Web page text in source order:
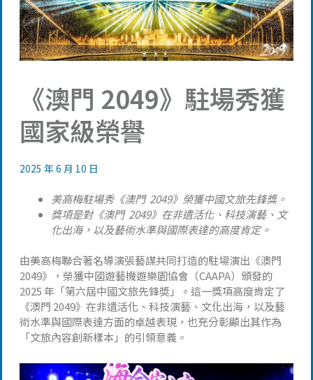
《澳門 2049》駐場秀獲
國家級榮譽
2025 年 6 月 10 日
美高梅駐場秀《澳門 2049》榮獲中國文旅先鋒獎。
獎項是對《澳門 2049》在非遺活化、科技演藝、文
化出海，以及藝術水準與國際表達的高度肯定。
由美高梅聯合著名導演張藝謀共同打造的駐場演出《澳門
2049》，榮獲中國遊藝機遊樂園協會（CAAPA）頒發的
2025 年「第六屆中國文旅先鋒奬」。這一獎項高度肯定了
《澳門 2049》在非遺活化、科技演藝、文化出海，以及藝
術水準與國際表達方面的卓越表現，也充分彰顯出其作為
「文旅內容創新樣本」的引領意義。